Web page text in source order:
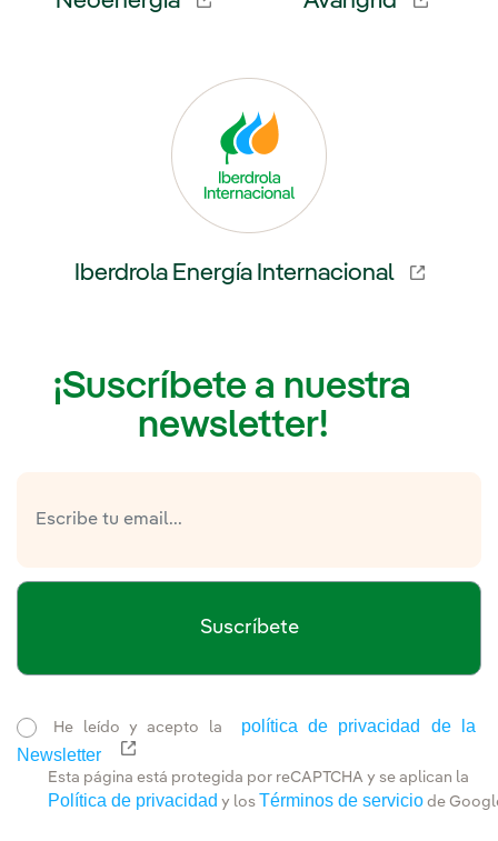
se abre en ventana nueva.
Enlace externo, se abre en
Iberdrola Energía Internacional
¡Suscríbete a nuestra
newsletter!
Suscríbete
He leído y acepto la
política de privacidad de la
Newsletter
Enlace externo, se abre en ventana nueva.
Esta página está protegida por reCAPTCHA y se aplican la
Política de privacidad y los Términos de servicio de